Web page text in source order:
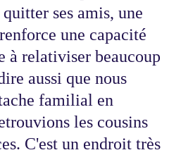
ses amis, une
une capacité
à relativiser beaucoup
aussi que nous
familial en
les cousins
C'est un endroit très